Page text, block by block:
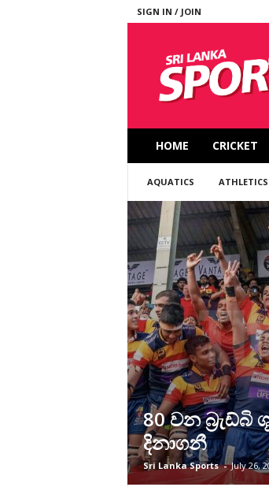
SIGN IN / JOIN
o
r
HOME CRICKET
AQUATICS ATHLETICS
80 වන බ්‍රැඩ්බි
දිනාගනී
Sri Lanka Sports - July 26,